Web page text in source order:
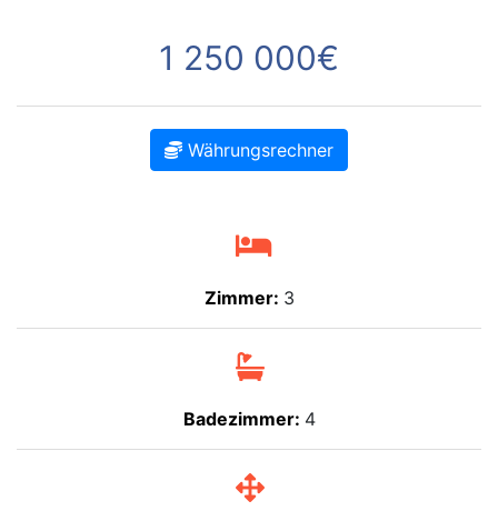
1 250 000€
Währungsrechner
Zimmer: 3
Badezimmer: 4